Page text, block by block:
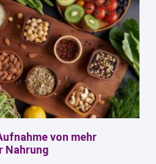
von mehr
Nahrung